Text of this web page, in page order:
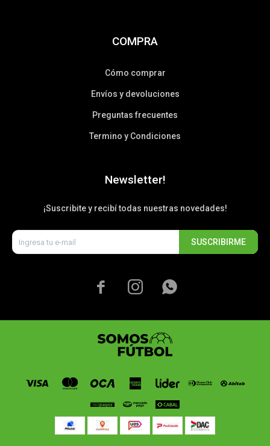
COMPRA
Cómo comprar
Envíos y devoluciones
Preguntas frecuentes
Termino y Condiciones
Newsletter!
¡Suscribite y recibí todas nuestras novedades!
SUSCRIBIRME
  